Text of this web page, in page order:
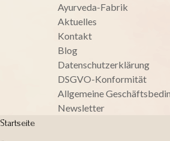
Ayurveda-Fabrik
Aktuelles
Kontakt
Blog
Datenschutzerklärung
DSGVO-Konformität
Allgemeine
Newsletter
Startseite